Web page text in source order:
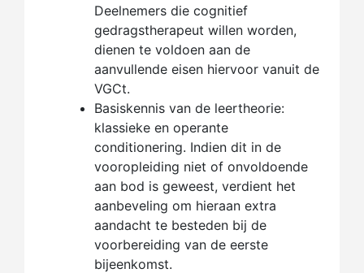
Deelnemers die cognitief
gedragstherapeut willen worden,
dienen te voldoen aan de
aanvullende eisen hiervoor vanuit de
VGCt.
Basiskennis van de leertheorie:
klassieke en operante
conditionering. Indien dit in de
vooropleiding niet of onvoldoende
aan bod is geweest, verdient het
aanbeveling om hieraan extra
aandacht te besteden bij de
voorbereiding van de eerste
bijeenkomst.